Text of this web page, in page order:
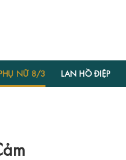
NỮ 8/3 LAN HỒ ĐIỆP